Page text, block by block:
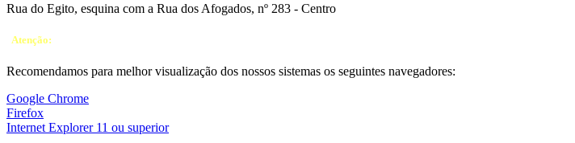
Rua do Egito, esquina com a Rua dos Afogados, nº 283 - Centro
Atenção:
Recomendamos para melhor visualização dos nossos sistemas os seguintes navegadores:
Google Chrome
Firefox
Internet Explorer 11 ou superior